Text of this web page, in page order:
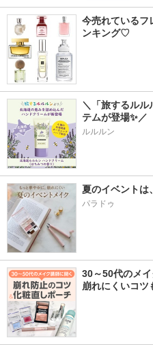
今売れているフ
ンキング♡
＼「旅するルル
テムが登場✨／
ルルルン
夏のイベントは
パラドゥ
30～50代のメ
崩れにくいコツ